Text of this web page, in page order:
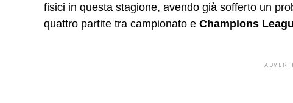
fisici in questa stagione, avendo già sofferto un
quattro partite tra campionato e Champions